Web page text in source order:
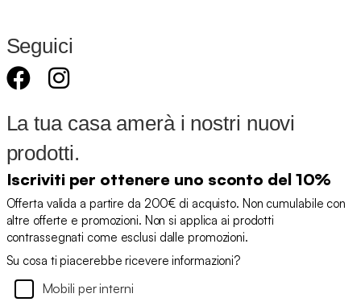
Seguici
La tua casa amerà i nostri nuovi
prodotti.
Iscriviti per ottenere uno sconto del 10%
Offerta valida a partire da 200€ di acquisto. Non cumulabile con
altre offerte e promozioni. Non si applica ai prodotti
contrassegnati come esclusi dalle promozioni.
Su cosa ti piacerebbe ricevere informazioni?
Mobili per interni